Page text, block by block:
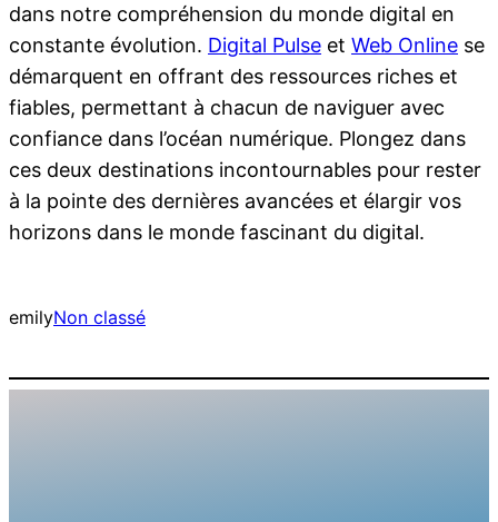
dans notre compréhension du monde digital en
constante évolution. Digital Pulse et Web Online se
démarquent en offrant des ressources riches et
fiables, permettant à chacun de naviguer avec
confiance dans l’océan numérique. Plongez dans
ces deux destinations incontournables pour rester
à la pointe des dernières avancées et élargir vos
horizons dans le monde fascinant du digital.
emilyNon classé